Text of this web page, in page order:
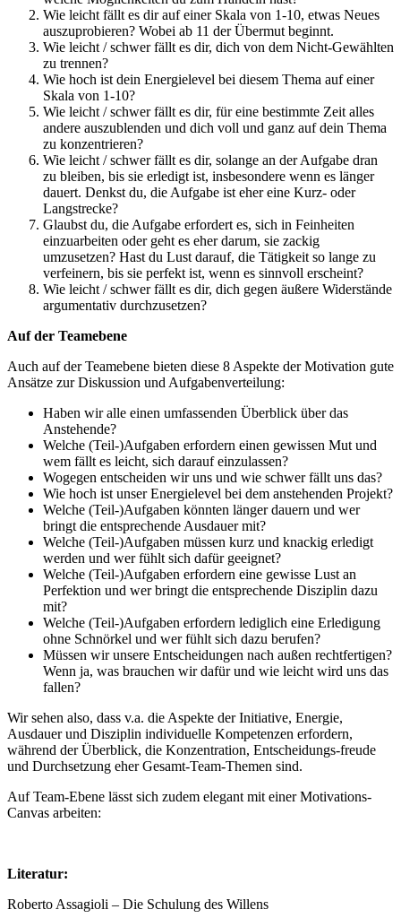
Wie leicht fällt es dir auf einer Skala von 1-10, etwas Neues
auszuprobieren? Wobei ab 11 der Übermut beginnt.
Wie leicht / schwer fällt es dir, dich von dem Nicht-Gewählten
zu trennen?
Wie hoch ist dein Energielevel bei diesem Thema auf einer
Skala von 1-10?
Wie leicht / schwer fällt es dir, für eine bestimmte Zeit alles
andere auszublenden und dich voll und ganz auf dein Thema
zu konzentrieren?
Wie leicht / schwer fällt es dir, solange an der Aufgabe dran
zu bleiben, bis sie erledigt ist, insbesondere wenn es länger
dauert. Denkst du, die Aufgabe ist eher eine Kurz- oder
Langstrecke?
Glaubst du, die Aufgabe erfordert es, sich in Feinheiten
einzuarbeiten oder geht es eher darum, sie zackig
umzusetzen? Hast du Lust darauf, die Tätigkeit so lange zu
verfeinern, bis sie perfekt ist, wenn es sinnvoll erscheint?
Wie leicht / schwer fällt es dir, dich gegen äußere Widerstände
argumentativ durchzusetzen?
Auf der Teamebene
Auch auf der Teamebene bieten diese 8 Aspekte der Motivation gute
Ansätze zur Diskussion und Aufgabenverteilung:
Haben wir alle einen umfassenden Überblick über das
Anstehende?
Welche (Teil-)Aufgaben erfordern einen gewissen Mut und
wem fällt es leicht, sich darauf einzulassen?
Wogegen entscheiden wir uns und wie schwer fällt uns das?
Wie hoch ist unser Energielevel bei dem anstehenden Projekt?
Welche (Teil-)Aufgaben könnten länger dauern und wer
bringt die entsprechende Ausdauer mit?
Welche (Teil-)Aufgaben müssen kurz und knackig erledigt
werden und wer fühlt sich dafür geeignet?
Welche (Teil-)Aufgaben erfordern eine gewisse Lust an
Perfektion und wer bringt die entsprechende Disziplin dazu
mit?
Welche (Teil-)Aufgaben erfordern lediglich eine Erledigung
ohne Schnörkel und wer fühlt sich dazu berufen?
Müssen wir unsere Entscheidungen nach außen rechtfertigen?
Wenn ja, was brauchen wir dafür und wie leicht wird uns das
fallen?
Wir sehen also, dass v.a. die Aspekte der Initiative, Energie,
Ausdauer und Disziplin individuelle Kompetenzen erfordern,
während der Überblick, die Konzentration, Entscheidungs-freude
und Durchsetzung eher Gesamt-Team-Themen sind.
Auf Team-Ebene lässt sich zudem elegant mit einer Motivations-
Canvas arbeiten:
Literatur:
Roberto Assagioli – Die Schulung des Willens